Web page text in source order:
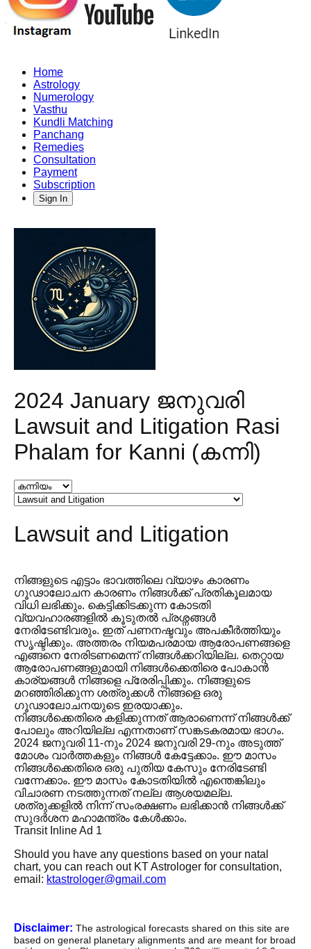
Home
Astrology
Numerology
Vasthu
Kundli Matching
Panchang
Remedies
Consultation
Payment
Subscription
Sign In
2024 January ജനുവരി
Lawsuit and Litigation Rasi
Phalam for Kanni (കന്നി)
Lawsuit and Litigation
നിങ്ങളുടെ എട്ടാം ഭാവത്തിലെ വ്യാഴം കാരണം
ഗൂഢാലോചന കാരണം നിങ്ങൾക്ക് പ്രതികൂലമായ
വിധി ലഭിക്കും. കെട്ടിക്കിടക്കുന്ന കോടതി
വ്യവഹാരങ്ങളിൽ കൂടുതൽ പ്രശ്നങ്ങൾ
നേരിടേണ്ടിവരും. ഇത് പണനഷ്ടവും അപകീർത്തിയും
സൃഷ്ടിക്കും. അത്തരം നിയമപരമായ ആരോപണങ്ങളെ
എങ്ങനെ നേരിടണമെന്ന് നിങ്ങൾക്കറിയില്ല. തെറ്റായ
ആരോപണങ്ങളുമായി നിങ്ങൾക്കെതിരെ പോകാൻ
കാര്യങ്ങൾ നിങ്ങളെ പ്രേരിപ്പിക്കും. നിങ്ങളുടെ
മറഞ്ഞിരിക്കുന്ന ശത്രുക്കൾ നിങ്ങളെ ഒരു
ഗൂഢാലോചനയുടെ ഇരയാക്കും.
നിങ്ങൾക്കെതിരെ കളിക്കുന്നത് ആരാണെന്ന് നിങ്ങൾക്ക്
പോലും അറിയില്ല എന്നതാണ് സങ്കടകരമായ ഭാഗം.
2024 ജനുവരി 11-നും 2024 ജനുവരി 29-നും അടുത്ത്
മോശം വാർത്തകളും നിങ്ങൾ കേട്ടേക്കാം. ഈ മാസം
നിങ്ങൾക്കെതിരെ ഒരു പുതിയ കേസും നേരിടേണ്ടി
വന്നേക്കാം. ഈ മാസം കോടതിയിൽ എന്തെങ്കിലും
വിചാരണ നടത്തുന്നത് നല്ല ആശയമല്ല.
ശത്രുക്കളിൽ നിന്ന് സംരക്ഷണം ലഭിക്കാൻ നിങ്ങൾക്ക്
സുദർശന മഹാമന്ത്രം കേൾക്കാം.
Transit Inline Ad 1
Should you have any questions based on your natal
chart, you can reach out KT Astrologer for consultation,
email: ktastrologer@gmail.com
Disclaimer: The astrological forecasts shared on this site are
based on general planetary alignments and are meant for broad